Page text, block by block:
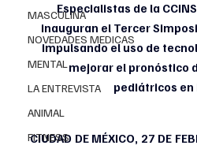
MASCULINA
NOVEDADES MEDICAS
MENTAL
LA ENTREVISTA
ANIMAL
FITNESS
Especialistas de la
inauguran el Tercer
impulsando el uso de
mejorar el pronóstico
pediátricos en
CIUDAD DE MÉXICO, 27 DE